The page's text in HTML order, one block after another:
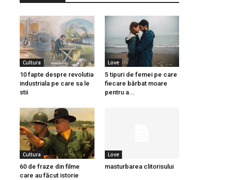
Cultura
10 fapte despre revolutia
industriala pe care sa le
stii
Love
5 tipuri de femei pe care
fiecare bărbat moare
pentru a...
Cultura
60 de fraze din filme
care au făcut istorie
Love
masturbarea clitorisului